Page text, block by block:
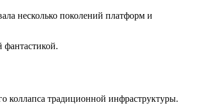
несколько поколений платформ и
коллапса традиционной инфраструктуры.